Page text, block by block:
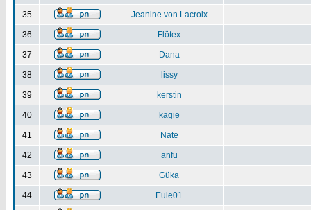
35 Jeanine von Lacroix
36 Flötex
37 Dana
38 lissy
39 kerstin
40 kagie
41 Nate
42 anfu
43 Güka
44 Eule01